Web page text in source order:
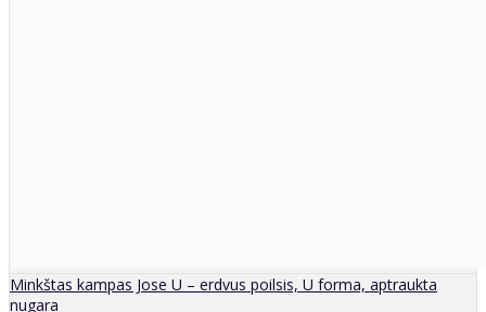
Minkštas kampas Jose U – erdvus poilsis, U forma, aptraukta
nugara